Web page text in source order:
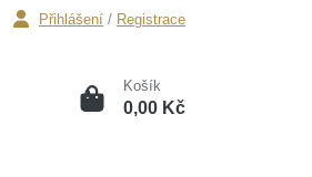
Přihlášení / Registrace
0 Košík
0,00 Kč